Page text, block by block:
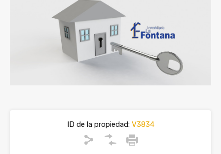
ID de la propiedad:V3834